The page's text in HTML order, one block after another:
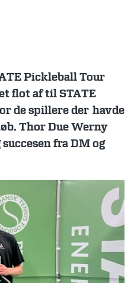
Pickleball Tour
flot af til STATE
de spillere der havde
. Thor Due Werny
fra DM og